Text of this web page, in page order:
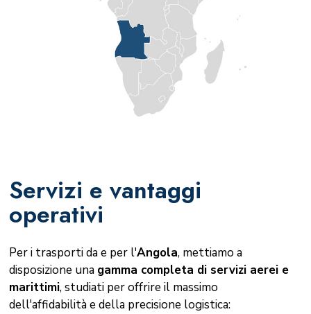
Servizi e vantaggi
operativi
Per i trasporti da e per l'Angola, mettiamo a
disposizione una gamma completa di servizi aerei e
marittimi, studiati per offrire il massimo
dell'affidabilità e della precisione logistica: